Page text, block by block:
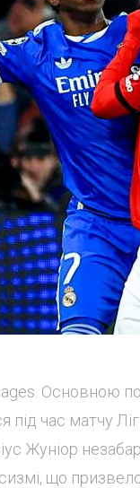
Основною
під час матчу
Жуніор
що